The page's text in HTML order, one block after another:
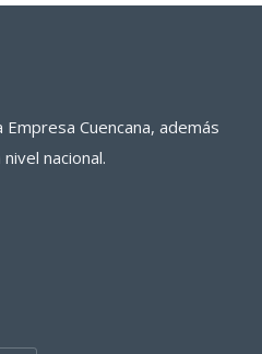
Cuencana, además
nacional.